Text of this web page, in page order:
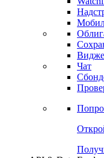
Инструментарий
Чат